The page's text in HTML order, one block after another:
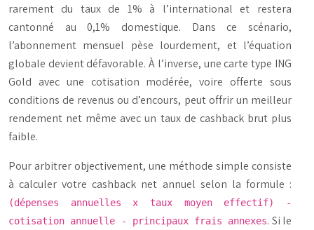
rarement du taux de 1% à l’international et restera
cantonné au 0,1% domestique. Dans ce scénario,
l’abonnement mensuel pèse lourdement, et l’équation
globale devient défavorable. À l’inverse, une carte type ING
Gold avec une cotisation modérée, voire offerte sous
conditions de revenus ou d’encours, peut offrir un meilleur
rendement net même avec un taux de cashback brut plus
faible.
Pour arbitrer objectivement, une méthode simple consiste
à calculer votrecashback net annuel selon la formule :
(dépenses annuelles x taux moyen effectif) -
cotisation annuelle - principaux frais annexes. Si le